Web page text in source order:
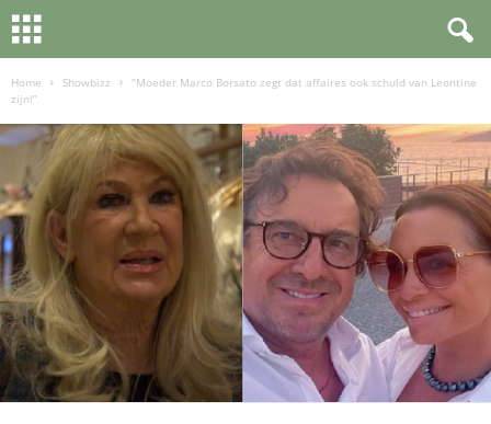
Home Showbizz
“Moeder Marco Borsato zegt dat affaires ook schuld van Leontine
zijn!”